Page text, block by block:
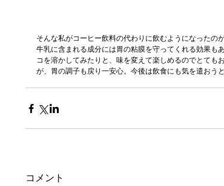
そんな私がコーヒー飲料の代わりに飲むようになったの
牛乳に含まれる成分には胃の粘膜を守ってくれる効果も
コを溶かしてみたりと、味を変えて楽しめるのでとても
が、胃の調子も戻り一安心。今後は飲食にも気を遣おう
コメント